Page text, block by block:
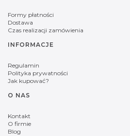
Formy płatności
Dostawa
Czas realizacji zamówienia
INFORMACJE
Regulamin
Polityka prywatności
Jak kupować?
O NAS
Kontakt
O firmie
Blog